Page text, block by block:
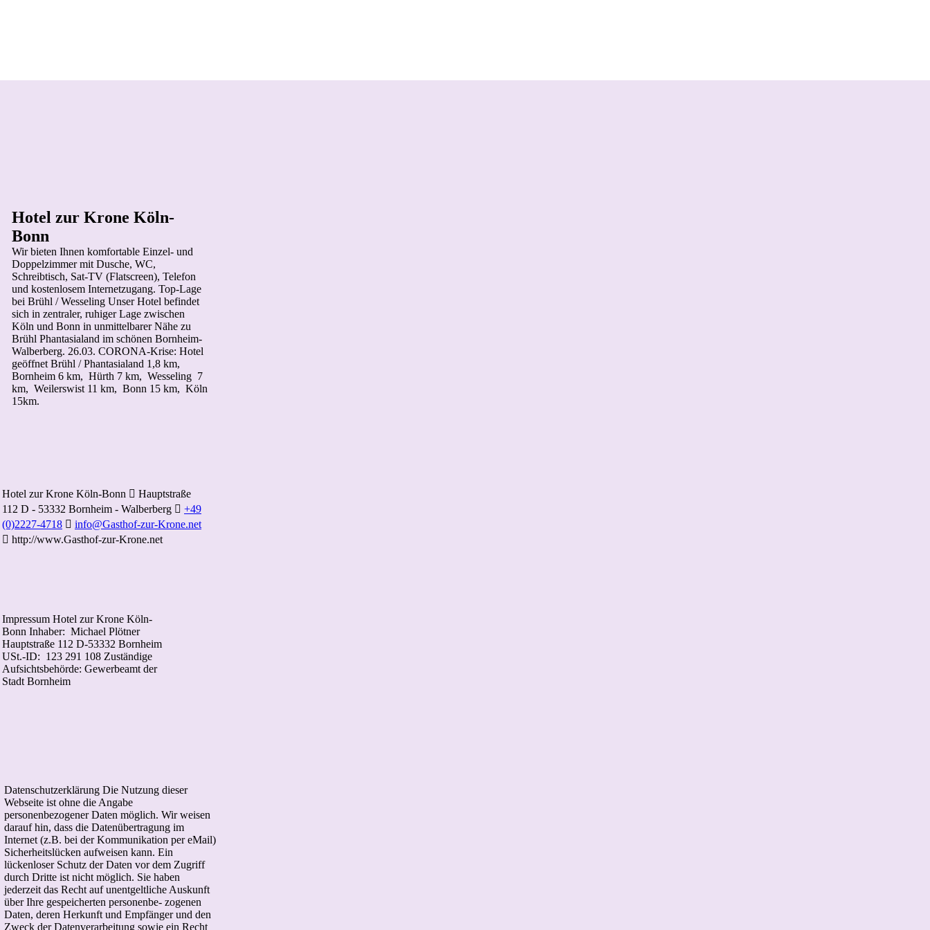
Impressum Hotel zur Krone Köln-
Bonn Inhaber: Michael Plötner
Hauptstraße 112 D-53332 Bornheim
USt.-ID: 123 291 108 Zuständige
Aufsichtsbehörde: Gewerbeamt der
Stadt Bornheim
Hotel zur Krone Köln-Bonn  Hauptstraße
112 D - 53332 Bornheim - Walberberg  +49
(0)2227-4718  info@Gasthof-zur-Krone.net
 http://www.Gasthof-zur-Krone.net
Datenschutzerklärung Die Nutzung dieser
Webseite ist ohne die Angabe
personenbezogener Daten möglich. Wir weisen
darauf hin, dass die Datenübertragung im
Internet (z.B. bei der Kommunikation per eMail)
Sicherheitslücken aufweisen kann. Ein
lückenloser Schutz der Daten vor dem Zugriff
durch Dritte ist nicht möglich. Sie haben
jederzeit das Recht auf unentgeltliche Auskunft
über Ihre gespeicherten personenbe- zogenen
Daten, deren Herkunft und Empfänger und den
Zweck der Datenverarbeitung sowie ein Recht
Hotel zur Krone Köln-
Bonn
Wir bieten Ihnen komfortable Einzel- und
Doppelzimmer mit Dusche, WC,
Schreibtisch, Sat-TV (Flatscreen), Telefon
und kostenlosem Internetzugang. Top-Lage
bei Brühl / Wesseling Unser Hotel befindet
sich in zentraler, ruhigerLage zwischen
Köln und Bonn in unmittelbarerNähe zu
Brühl Phantasialand im schönen Bornheim-
Walberberg. 26.03. CORONA-Krise: Hotel
geöffnet Brühl / Phantasialand 1,8 km,
Bornheim 6 km, Hürth 7 km, Wesseling 7
km, Weilerswist 11 km, Bonn 15 km, Köln
15km.